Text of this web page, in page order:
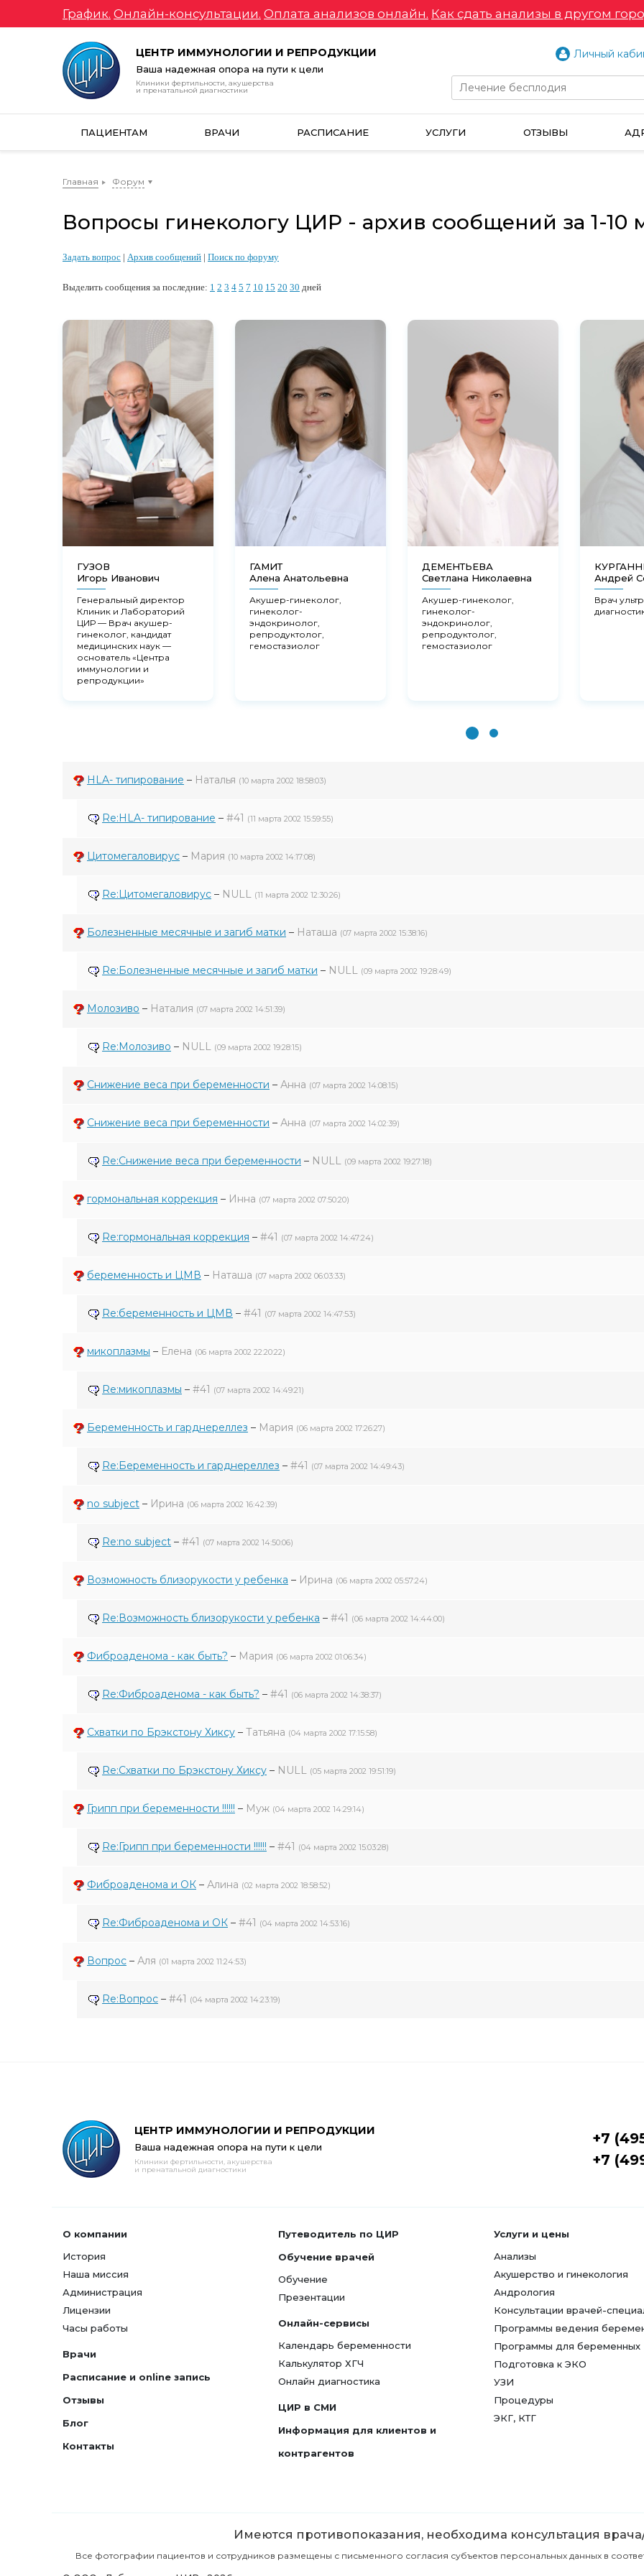
График. Онлайн-консультации. Оплата анализов онлайн. Как сдать анализы в другом
ЦЕНТР ИММУНОЛОГИИ И РЕПРОДУКЦИИ
Ваша надежная опора на пути к цели
Клиники фертильности, акушерства
и пренатальной диагностики
Личный
ПАЦИЕНТАМ ВРАЧИ РАСПИСАНИЕ УСЛУГИ ОТЗЫВЫ
Главная Форум
Вопросы гинекологу ЦИР - архив сообщений за 1-10
Задать вопрос | Архив сообщений | Поиск по форуму
Выделить сообщения за последние: 1 2 3 4 5 7 10 15 20 30 дней
ГУЗОВ
Игорь Иванович
Генеральный директор
Клиник и Лабораторий
ЦИР — Врач акушер-
гинеколог, кандидат
медицинских наук —
основатель «Центра
иммунологии и
репродукции»
ГАМИТ
Алена Анатольевна
Акушер-гинеколог,
гинеколог-
эндокринолог,
репродуктолог,
гемостазиолог
ДЕМЕНТЬЕВА
Светлана Николаевна
Акушер-гинеколог,
гинеколог-
эндокринолог,
репродуктолог,
гемостазиолог
Андрей
Врач
HLA- типирование – Наталья (10 марта 2002 18:58:03)
Re:HLA- типирование – #41 (11 марта 2002 15:59:55)
Цитомегаловирус – Мария (10 марта 2002 14:17:08)
Re:Цитомегаловирус – NULL (11 марта 2002 12:30:26)
Болезненные месячные и загиб матки – Наташа (07 марта 2002 15:38:16)
Re:Болезненные месячные и загиб матки – NULL (09 марта 2002 19:28:49)
Молозиво – Наталия (07 марта 2002 14:51:39)
Re:Молозиво – NULL (09 марта 2002 19:28:15)
Снижение веса при беременности – Анна (07 марта 2002 14:08:15)
Снижение веса при беременности – Анна (07 марта 2002 14:02:39)
Re:Снижение веса при беременности – NULL (09 марта 2002 19:27:18)
гормональная коррекция – Инна (07 марта 2002 07:50:20)
Re:гормональная коррекция – #41 (07 марта 2002 14:47:24)
беременность и ЦМВ – Наташа (07 марта 2002 06:03:33)
Re:беременность и ЦМВ – #41 (07 марта 2002 14:47:53)
микоплазмы – Елена (06 марта 2002 22:20:22)
Re:микоплазмы – #41 (07 марта 2002 14:49:21)
Беременность и гарднереллез – Мария (06 марта 2002 17:26:27)
Re:Беременность и гарднереллез – #41 (07 марта 2002 14:49:43)
no subject – Ирина (06 марта 2002 16:42:39)
Re:no subject – #41 (07 марта 2002 14:50:06)
Возможность близорукости у ребенка – Ирина (06 марта 2002 05:57:24)
Re:Возможность близорукости у ребенка – #41 (06 марта 2002 14:44:00)
Фиброаденома - как быть? – Мария (06 марта 2002 01:06:34)
Re:Фиброаденома - как быть? – #41 (06 марта 2002 14:38:37)
Схватки по Брэкстону Хиксу – Татьяна (04 марта 2002 17:15:58)
Re:Схватки по Брэкстону Хиксу – NULL (05 марта 2002 19:51:19)
Грипп при беременности !!!!!! – Муж (04 марта 2002 14:29:14)
Re:Грипп при беременности !!!!!! – #41 (04 марта 2002 15:03:28)
Фиброаденома и ОК – Алина (02 марта 2002 18:58:52)
Re:Фиброаденома и ОК – #41 (04 марта 2002 14:53:16)
Вопрос – Аля (01 марта 2002 11:24:53)
Re:Вопрос – #41 (04 марта 2002 14:23:19)
ЦЕНТР ИММУНОЛОГИИ И РЕПРОДУКЦИИ
Ваша надежная опора на пути к цели
Клиники фертильности, акушерства
и пренатальной диагностики
+7
+7
О компании
История
Наша миссия
Администрация
Лицензии
Часы работы
Врачи
Расписание и online запись
Отзывы
Блог
Контакты
Путеводитель по ЦИР
Обучение врачей
Обучение
Презентации
Онлайн-сервисы
Календарь беременности
Калькулятор ХГЧ
Онлайн диагностика
ЦИР в СМИ
Информация для клиентов и
контрагентов
Услуги и цены
Анализы
Акушерство и гинекология
Андрология
Консультации врачей-
Программы ведения
Программы для беременных
Подготовка к ЭКО
УЗИ
Процедуры
ЭКГ, КТГ
Имеются противопоказания, необходима консультация
Все фотографии пациентов и сотрудников размещены с письменного согласия субъектов персональных данных в